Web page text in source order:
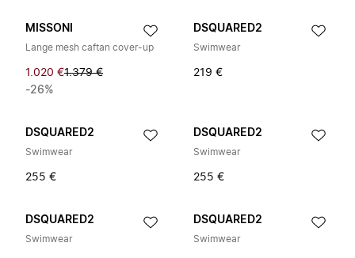
MISSONI
Lange mesh caftan cover-up
1.020 €1.379 €
-26%
DSQUARED2
Swimwear
219 €
DSQUARED2
Swimwear
255 €
DSQUARED2
Swimwear
255 €
DSQUARED2
Swimwear
DSQUARED2
Swimwear